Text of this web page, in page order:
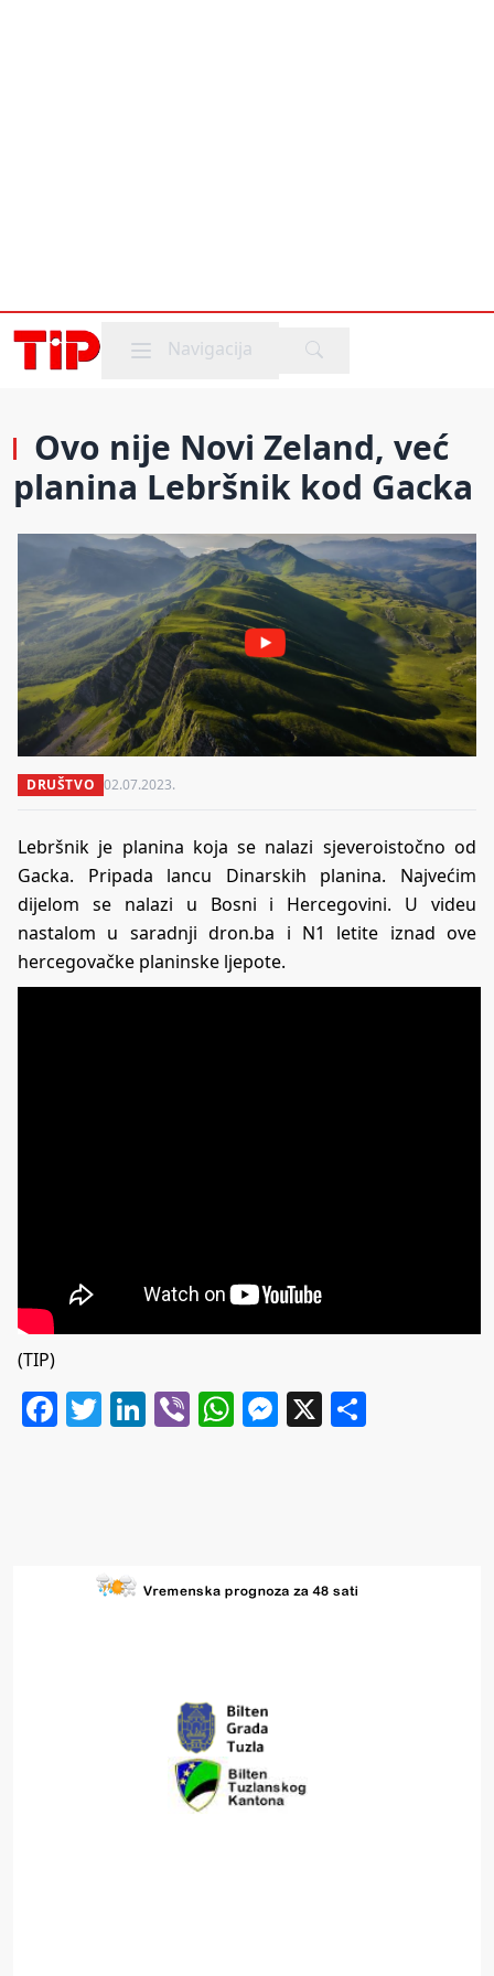
Mobile menu
Navigacija
Ovo nije Novi Zeland, već
planina Lebršnik kod Gacka
DRUŠTVO 02.07.2023.
Lebršnik je planina koja se nalazi sjeveroistočno od
Gacka. Pripada lancu Dinarskih planina. Najvećim
dijelom se nalazi u Bosni i Hercegovini. U videu
nastalom u saradnji dron.ba i N1 letite iznad ove
hercegovačke planinske ljepote.
(TIP)
Facebook
Twitter
LinkedIn
ViberWhatsApp
Messenger
X